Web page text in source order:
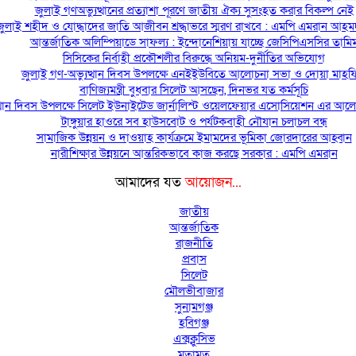
জুলাই গণঅভ্যুত্থানের প্রত্যাশা পূরণে জাতীয় ঐক্য সুসংহত করার বিকল্প নেই
শহীদ ও যোদ্ধাদের জাতি আজীবন শ্রদ্ধাভরে স্মরণ রাখবে : এমপি এমরান
আন্তর্জাতিক অলিম্পিয়াডে সাফল্য : ইন্দোনেশিয়ায় যাচ্ছে জেসিপিএসসির
সিসিকের নির্বাহী প্রকৌশলীর বিরুদ্ধে অনিয়ম-দুর্নীতির অভিযোগ
জুলাই গণ-অভ্যুত্থান দিবস উপলক্ষে এনইইউবিতে আলোচনা সভা ও দোয়া
বাণিজ্যমন্ত্রী বুধবার সিলেট আসছেন, দিনভর যত কর্মসূচি
দিবস উপলক্ষে সিলেট ইউনাইটেড জার্নালিস্ট ওয়েলফেয়ার এসোসিয়েশন এর
টাঙ্গুয়ার হাওরে সব হাউসবোট ও পর্যটকবাহী নৌযান চলাচল বন্ধ
সামাজিক উন্নয়ন ও দাওয়াহ কার্যক্রমে ইমামদের ভূমিকা জোরদারের আহ্বান
নারীশিক্ষার উন্নয়নে আন্তরিকভাবে কাজ করছে সরকার : এমপি এমরান
আমাদের যতআয়োজন...
জাতীয়
আন্তর্জাতিক
রাজনীতি
প্রবাস
সিলেট
মৌলভীবাজার
সুনামগঞ্জ
হবিগঞ্জ
এক্সক্লুসিভ